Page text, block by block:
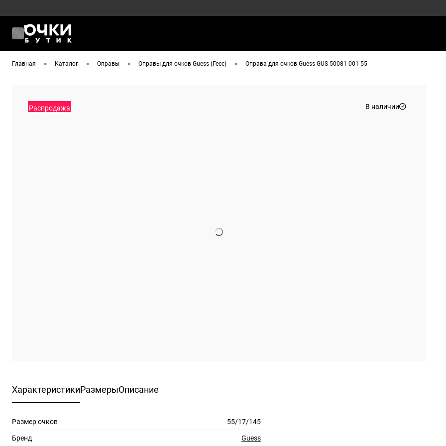
Главная • Каталог • Оправы • Оправы для очков Guess (Гесс) • Оправа для очков Guess GUS 50081 001 55
Распродажа В наличии
ХарактеристикиРазмерыОписание
Размер очков 55/17/145
Бренд Guess